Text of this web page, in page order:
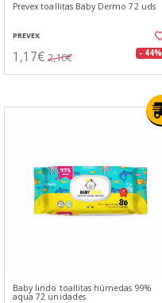
Prevex toallitas Baby Dermo 72 uds
PREVEX
1,17€ 2,10€ - 44%
Baby lindo toallitas húmedas 99%
aqua 72 unidades